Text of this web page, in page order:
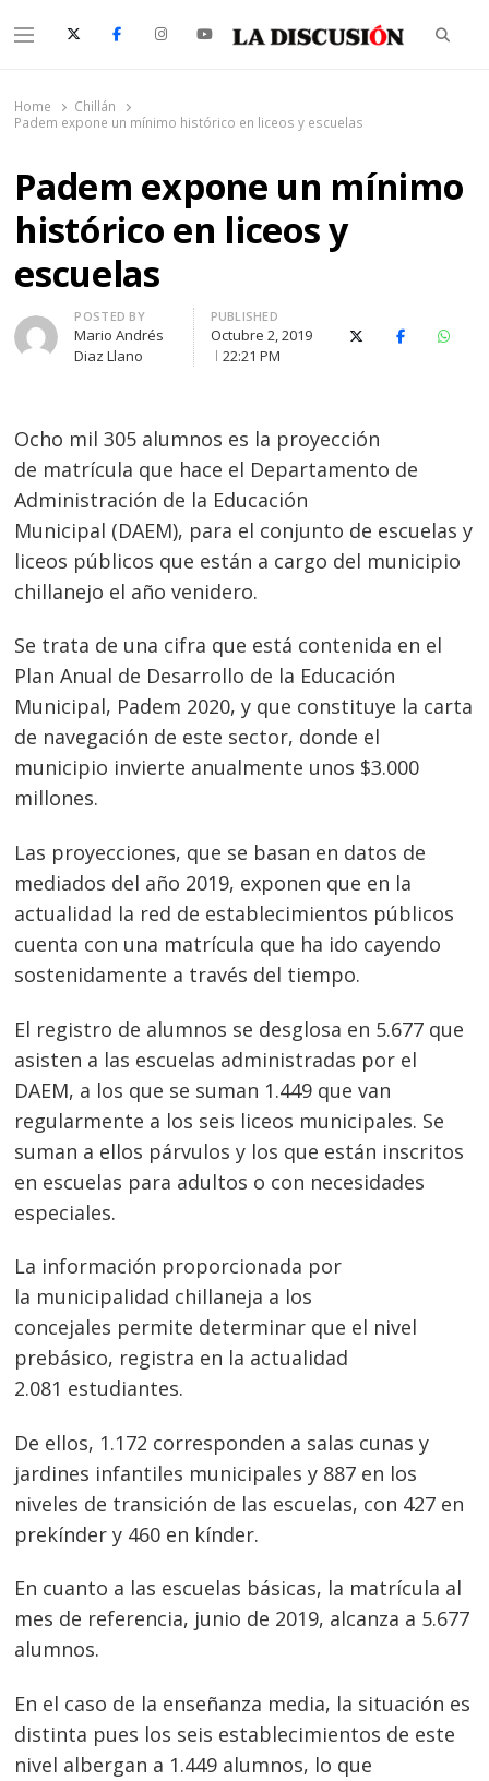
Menu
Home
Chillán
Padem expone un mínimo histórico en liceos y escuelas
Padem expone un mínimo
histórico en liceos y
escuelas
Author
POSTED BY
Mario Andrés
Diaz Llano
PUBLISHED
Octubre 2, 2019
22:21 PM
X (Twitter)Facebook
Ocho mil 305 alumnos es la proyección
de matrícula que hace el Departamento de
Administración de la Educación
Municipal (DAEM), para el conjunto de escuelas y
liceos públicos que están a cargo del municipio
chillanejo el año venidero.
Se trata de una cifra que está contenida en el
Plan Anual de Desarrollo de la Educación
Municipal, Padem 2020, y que constituye la carta
de navegación de este sector, donde el
municipio invierte anualmente unos $3.000
millones.
Las proyecciones, que se basan en datos de
mediados del año 2019, exponen que en la
actualidad la red de establecimientos públicos
cuenta con una matrícula que ha ido cayendo
sostenidamente a través del tiempo.
El registro de alumnos se desglosa en 5.677 que
asisten a las escuelas administradas por el
DAEM, a los que se suman 1.449 que van
regularmente a los seis liceos municipales. Se
suman a ellos párvulos y los que están inscritos
en escuelas para adultos o con necesidades
especiales.
La información proporcionada por
la municipalidad chillaneja a los
concejales permite determinar que el nivel
prebásico, registra en la actualidad
2.081 estudiantes.
De ellos, 1.172 corresponden a salas cunas y
jardines infantiles municipales y 887 en los
niveles de transición de las escuelas, con 427 en
prekínder y 460 en kínder.
En cuanto a las escuelas básicas, la matrícula al
mes de referencia, junio de 2019, alcanza a 5.677
alumnos.
En el caso de la enseñanza media, la situación es
distinta pues los seis establecimientos de este
nivel albergan a 1.449 alumnos, lo que